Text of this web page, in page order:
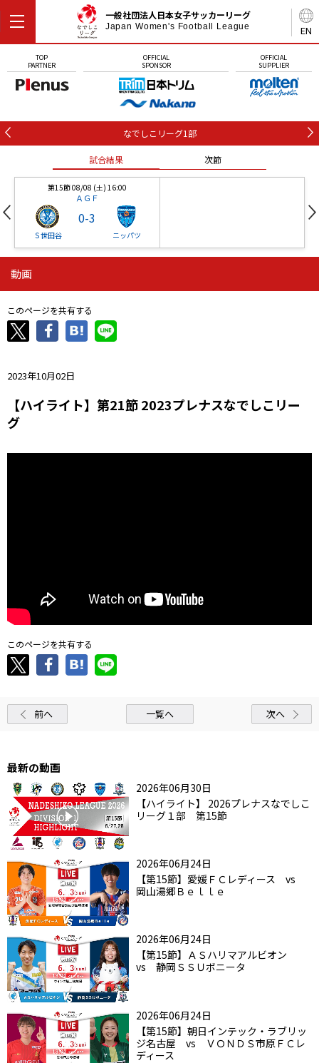
EN
一般社団法人日本女子サッカーリーグ
Japan Women's Football League
TOP
PARTNER
OFFICIAL
SPONSOR
OFFICIAL
SUPPLIER
なでしこリーグ1部
試合結果 次節
第15節 08/08 (土) 16:00
ＡＧＦ
Ｓ世田谷
0-3
ニッパツ
ニッパツ
ニッパツ
-
石人の星
動画
このページを共有する
2023年10月02日
【ハイライト】第21節 2023プレナスなでしこリー
グ
このページを共有する
前へ 一覧へ 次へ
最新の動画
2026年06月30日
【ハイライト】 2026プレナスなでしこ
リーグ１部 第15節
2026年06月24日
【第15節】愛媛ＦＣレディース vs
岡山湯郷Ｂｅｌｌｅ
2026年06月24日
【第15節】ＡＳハリマアルビオン
vs 静岡ＳＳＵボニータ
2026年06月24日
【第15節】朝日インテック・ラブリッ
ジ名古屋 vs ＶＯＮＤＳ市原ＦＣレ
ディース